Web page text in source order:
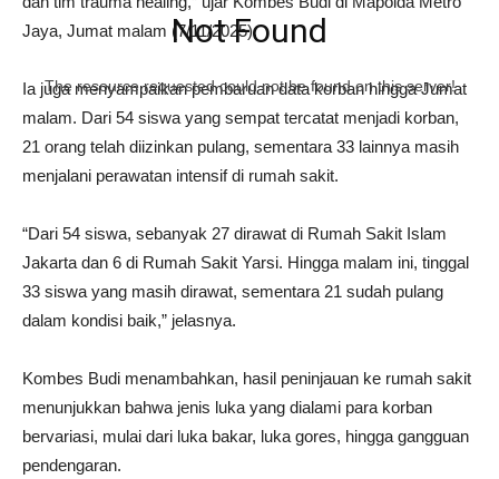
Jaya, Jumat malam (7/11/2025).
Ia juga menyampaikan pembaruan data korban hingga Jumat
malam. Dari 54 siswa yang sempat tercatat menjadi korban,
21 orang telah diizinkan pulang, sementara 33 lainnya masih
menjalani perawatan intensif di rumah sakit.
“Dari 54 siswa, sebanyak 27 dirawat di Rumah Sakit Islam
Jakarta dan 6 di Rumah Sakit Yarsi. Hingga malam ini, tinggal
33 siswa yang masih dirawat, sementara 21 sudah pulang
dalam kondisi baik,” jelasnya.
Kombes Budi menambahkan, hasil peninjauan ke rumah sakit
menunjukkan bahwa jenis luka yang dialami para korban
bervariasi, mulai dari luka bakar, luka gores, hingga gangguan
pendengaran.
Not Found
The resource requested could not be found on this server!